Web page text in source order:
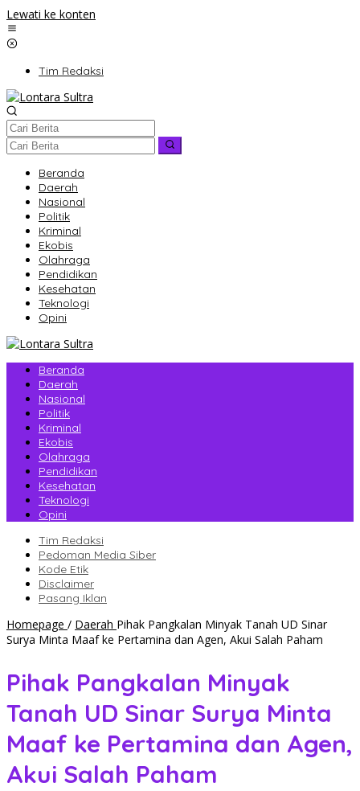
Lewati ke konten
Tim Redaksi
Beranda
Daerah
Nasional
Politik
Kriminal
Ekobis
Olahraga
Pendidikan
Kesehatan
Teknologi
Opini
Beranda
Daerah
Nasional
Politik
Kriminal
Ekobis
Olahraga
Pendidikan
Kesehatan
Teknologi
Opini
Tim Redaksi
Pedoman Media Siber
Kode Etik
Disclaimer
Pasang Iklan
Homepage / Daerah Pihak Pangkalan Minyak Tanah UD Sinar
Surya Minta Maaf ke Pertamina dan Agen, Akui Salah Paham
Pihak Pangkalan Minyak
Tanah UD Sinar Surya Minta
Maaf ke Pertamina dan Agen,
Akui Salah Paham